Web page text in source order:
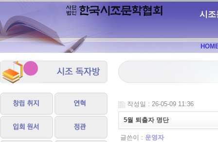
시조
작성일 : 26-05-09 11:36
5월 퇴출자 명단
글쓴이 : 운영자